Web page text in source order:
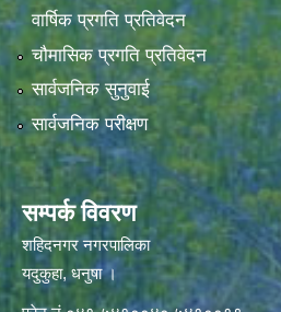
वार्षिक प्रगति प्रतिवेदन
चौमासिक प्रगति प्रतिवेदन
सार्वजनिक सुनुवाई
सार्वजनिक परीक्षण
सम्पर्क विवरण
शहिदनगर नगरपालिका
यदुकुहा, धनुषा ।